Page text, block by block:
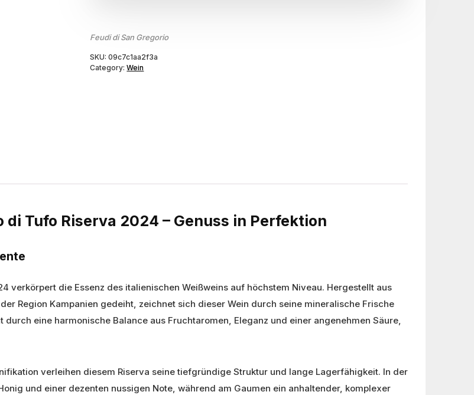
Feudi di San Gregorio
SKU:09c7c1aa2f3a
Category:Wein
di Tufo Riserva 2024 – Genuss in Perfektion
verkörpert die Essenz des italienischen Weißweins auf höchstem Niveau. Hergestellt aus
Region Kampanien gedeiht, zeichnet sich dieser Wein durch seine mineralische Frische
eine harmonische Balance aus Fruchtaromen, Eleganz und einer angenehmen Säure,
verleihen diesem Riserva seine tiefgründige Struktur und lange Lagerfähigkeit. In der
und einer dezenten nussigen Note, während am Gaumen ein anhaltender, komplexer